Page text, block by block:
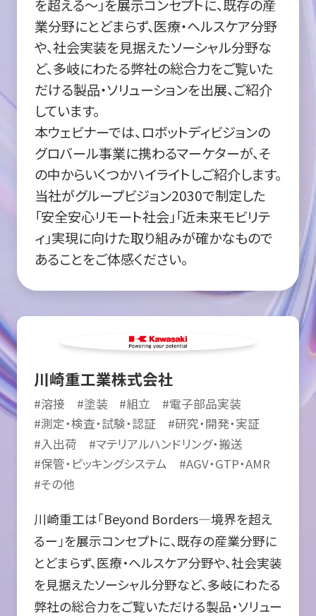
を超える～」を展示コンセプトに、既存の産
業分野にとどまらず、医療・ヘルスケア分野
や、社会実装を見据えたソーシャル分野な
ど、多岐にわたる弊社の総合力をご覧いた
だける製品・ソリューションを出展、ご紹介
しています。
本ウェビナーでは、ロボットディビジョンの
グロバール事業に携わるマーケターが、そ
の中からいくつかハイライトしご紹介します。
当社がグループビジョン2030で制定した
「安全安心リモート社会」「近未来モビリテ
ィ」実現に向けた取り組みが確かなもので
あることをご体感ください。
川崎重工業株式会社
#溶接 #塗装 #組立 #電子部品実装
#測定・検査・試験・認証 #研究・開発・実証
#入出荷 #マテリアルハンドリング・搬送
#保管・ピッキングシステム #AGV・GTP・AMR
#その他
川崎重工は「Beyond Borders―境界を超え
るー」を展示コンセプトに、既存の産業分野に
とどまらず、医療・ヘルスケア分野や、社会実装
を見据えたソーシャル分野など、多岐にわたる
弊社の総合力をご覧いただける製品・ソリュー